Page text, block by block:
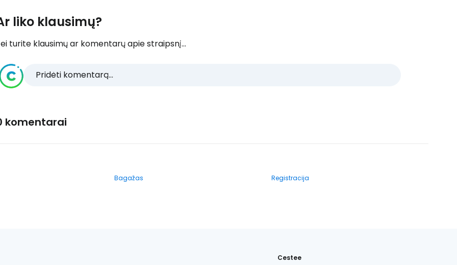
liko klausimų?
turite klausimų ar komentarų apie straipsnį...
Pridėti komentarą...
komentarai
Bagažas
Registracija
Cestee